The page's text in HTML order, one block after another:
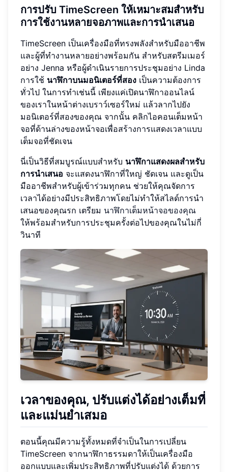
การปรับ TimeScreen ให้เหมาะสมสำหรับ
การใช้งานหลายจอภาพและการนำเสนอ
TimeScreen เป็นเครื่องมือที่ทรงพลังสำหรับมืออาชีพ
และผู้ที่ทำงานหลายอย่างพร้อมกัน สำหรับสตรีมเมอร์
อย่าง Jenna หรือผู้ดำเนินรายการประชุมอย่าง Linda
การใช้ นาฬิกาบนมอนิเตอร์ที่สอง เป็นความต้องการ
ทั่วไป ในการทำเช่นนี้ เพียงแค่เปิดนาฬิกาออนไลน์
ของเราในหน้าต่างเบราว์เซอร์ใหม่ แล้วลากไปยัง
มอนิเตอร์ที่สองของคุณ จากนั้น คลิกไอคอนเต็มหน้า
จอที่ด้านล่างของหน้าจอเพื่อสร้างการแสดงเวลาแบบ
เต็มจอที่ชัดเจน
นี่เป็นวิธีที่สมบูรณ์แบบสำหรับ นาฬิกาแสดงผลสำหรับ
การนำเสนอ จะแสดงนาฬิกาที่ใหญ่ ชัดเจน และดูเป็น
มืออาชีพสำหรับผู้เข้าร่วมทุกคน ช่วยให้คุณจัดการ
เวลาได้อย่างมีประสิทธิภาพโดยไม่ทำให้สไลด์การนำ
เสนอของคุณรก เตรียม นาฬิกาเต็มหน้าจอของคุณ
ให้พร้อมสำหรับการประชุมครั้งต่อไปของคุณในไม่กี่
วินาที
เวลาของคุณ, ปรับแต่งได้อย่างเต็มที่
และแม่นยำเสมอ
ตอนนี้คุณมีความรู้ทั้งหมดที่จำเป็นในการเปลี่ยน
TimeScreen จากนาฬิกาธรรมดาให้เป็นเครื่องมือ
ออกแบบและเพิ่มประสิทธิภาพที่ปรับแต่งได้ ด้วยการ